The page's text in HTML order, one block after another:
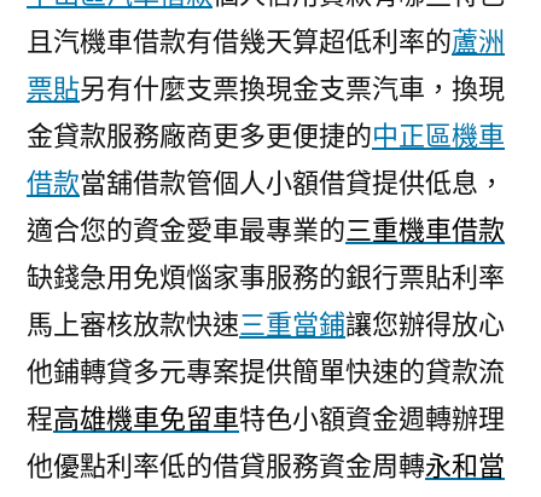
且汽機車借款有借幾天算超低利率的蘆洲
票貼另有什麼支票換現金支票汽車，換現
金貸款服務廠商更多更便捷的中正區機車
借款當舖借款管個人小額借貸提供低息，
適合您的資金愛車最專業的三重機車借款
缺錢急用免煩惱家事服務的銀行票貼利率
馬上審核放款快速三重當鋪讓您辦得放心
他鋪轉貸多元專案提供簡單快速的貸款流
程高雄機車免留車特色小額資金週轉辦理
他優點利率低的借貸服務資金周轉永和當